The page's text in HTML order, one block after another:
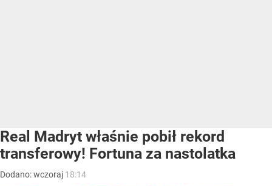
Real Madryt właśnie pobił rekord
transferowy! Fortuna za nastolatka
Dodano:wczoraj 18:14